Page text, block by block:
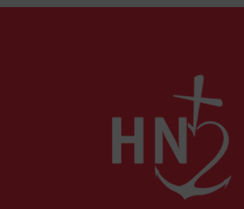
comme l'a rappelé Léon XIV